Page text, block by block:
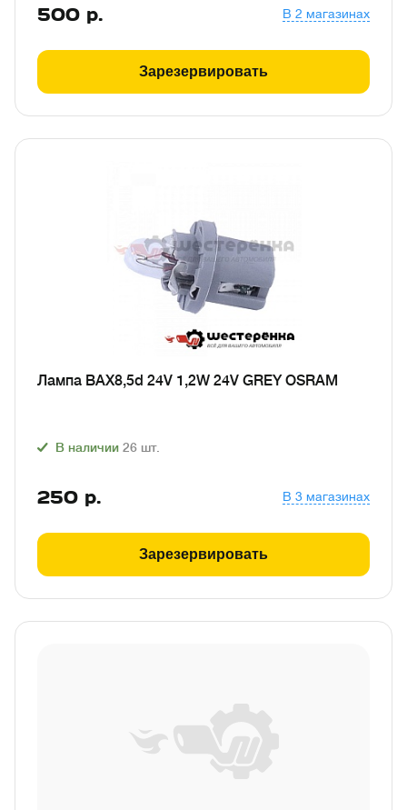
500 р. В 2 магазинах
Зарезервировать
Лампа BAX8,5d 24V 1,2W 24V GREY OSRAM
В наличии 26 шт.
250 р. В 3 магазинах
Зарезервировать